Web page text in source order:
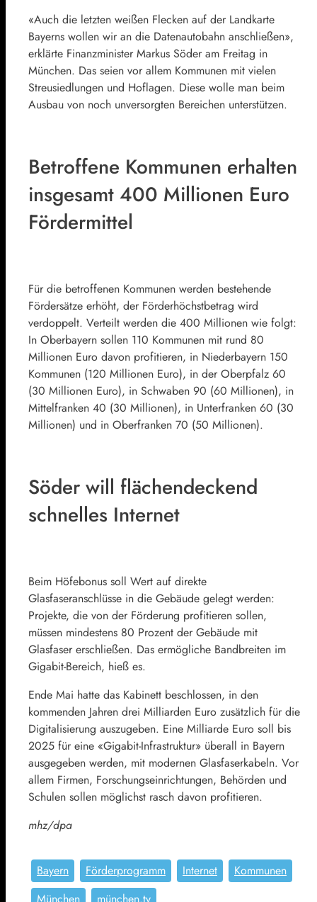
«Auch die letzten weißen Flecken auf der Landkarte
Bayerns wollen wir an die Datenautobahn anschließen»,
erklärte Finanzminister Markus Söder am Freitag in
München. Das seien vor allem Kommunen mit vielen
Streusiedlungen und Hoflagen. Diese wolle man beim
Ausbau von noch unversorgten Bereichen unterstützen.
Betroffene Kommunen erhalten
insgesamt 400 Millionen Euro
Fördermittel
Für die betroffenen Kommunen werden bestehende
Fördersätze erhöht, der Förderhöchstbetrag wird
verdoppelt. Verteilt werden die 400 Millionen wie folgt:
In Oberbayern sollen 110 Kommunen mit rund 80
Millionen Euro davon profitieren, in Niederbayern 150
Kommunen (120 Millionen Euro), in der Oberpfalz 60
(30 Millionen Euro), in Schwaben 90 (60 Millionen), in
Mittelfranken 40 (30 Millionen), in Unterfranken 60 (30
Millionen) und in Oberfranken 70 (50 Millionen).
Söder will flächendeckend
schnelles Internet
Beim Höfebonus soll Wert auf direkte
Glasfaseranschlüsse in die Gebäude gelegt werden:
Projekte, die von der Förderung profitieren sollen,
müssen mindestens 80 Prozent der Gebäude mit
Glasfaser erschließen. Das ermögliche Bandbreiten im
Gigabit-Bereich, hieß es.
Ende Mai hatte das Kabinett beschlossen, in den
kommenden Jahren drei Milliarden Euro zusätzlich für die
Digitalisierung auszugeben. Eine Milliarde Euro soll bis
2025 für eine «Gigabit-Infrastruktur» überall in Bayern
ausgegeben werden, mit modernen Glasfaserkabeln. Vor
allem Firmen, Forschungseinrichtungen, Behörden und
Schulen sollen möglichst rasch davon profitieren.
mhz/dpa
Bayern Förderprogramm Internet
Kommunen